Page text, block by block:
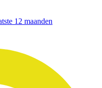
12 maanden